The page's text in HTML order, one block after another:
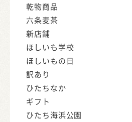
乾物商品
六条麦茶
新店舗
ほしいも学校
ほしいもの日
訳あり
ひたちなか
ギフト
ひたち海浜公園